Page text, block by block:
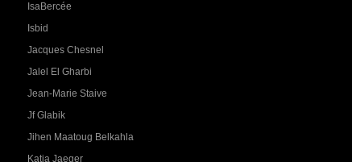
IsaBercée
Isbid
Jacques Chesnel
Jalel El Gharbi
Jean-Marie Staive
Jf Glabik
Jihen Maatoug Belkahla
Katia Jaeger